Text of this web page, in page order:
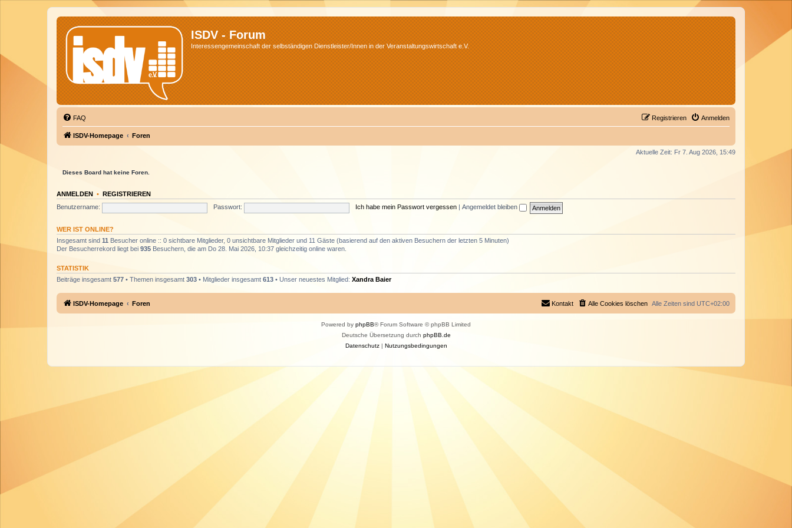
ISDV - Forum
Interessengemeinschaft der selbständigen Dienstleister/Innen in der Veranstaltungswirtschaft e.V.
FAQ Anmelden
Registrieren
ISDV-Homepage Foren
Aktuelle Zeit: Fr 7. Aug 2026, 15:49
Dieses Board hat keine Foren.
ANMELDEN • REGISTRIEREN
Benutzername:
Passwort: Ich habe mein Passwort vergessen Angemeldet bleiben
WER IST ONLINE?
Insgesamt sind 11 Besucher online :: 0 sichtbare Mitglieder, 0 unsichtbare Mitglieder und 11 Gäste (basierend auf den aktiven Besuchern der letzten 5 Minuten)
Der Besucherrekord liegt bei 935 Besuchern, die am Do 28. Mai 2026, 10:37 gleichzeitig online waren.
STATISTIK
Beiträge insgesamt 577 • Themen insgesamt 303 • Mitglieder insgesamt 613 • Unser neuestes Mitglied: Xandra Baier
ISDV-Homepage Foren Alle Zeiten sind UTC+02:00
Alle Cookies löschen
Kontakt
Powered by phpBB® Forum Software © phpBB Limited
Deutsche Übersetzung durch phpBB.de
Datenschutz| Nutzungsbedingungen